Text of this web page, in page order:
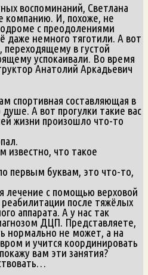
воспоминаний, Светлана
компанию. И, похоже, не
с преодолениями
даже немного тяготили. А вот
переходящему в густой
успокаивали. Во время
Анатолий Аркадьевич
спортивная составляющая в
А вот прогулки такие вас
жизни произошло что-то
известно, что такое
первым буквам, это что-то,
лечение с помощью верховой
после тяжёлых
аппарата. А у нас так
ДЦП. Представляете,
нормально не может, а на
и учится координировать
вам эти занятия?